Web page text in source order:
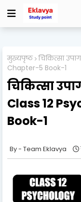
मुख्यपृष्ठ चिकित्सा
Chapter-5 Book-1
चिकित्सा
Class 12
Book-1
Team Eklavya